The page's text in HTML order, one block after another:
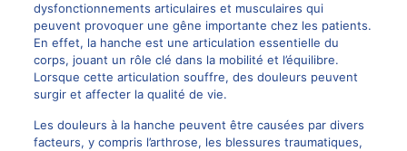
dysfonctionnements articulaires et musculaires qui
peuvent provoquer une gêne importante chez les patients.
En effet, la hanche est une articulation essentielle du
corps, jouant un rôle clé dans la mobilité et l’équilibre.
Lorsque cette articulation souffre, des douleurs peuvent
surgir et affecter la qualité de vie.
Les douleurs à la hanche peuvent être causées par divers
facteurs, y compris l’arthrose, les blessures traumatiques,